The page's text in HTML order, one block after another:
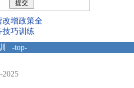
改增政策全
技巧训练
-top-